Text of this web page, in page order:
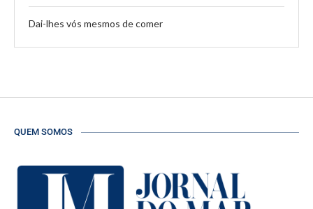
Dai-lhes vós mesmos de comer
QUEM SOMOS